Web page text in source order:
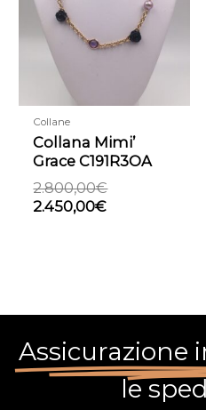
Collane
Collana Mimi’
Grace C191R3OA
2.800,00€
2.800,00€.
2.450,00€
2.450,00€.
Assicurazione
le